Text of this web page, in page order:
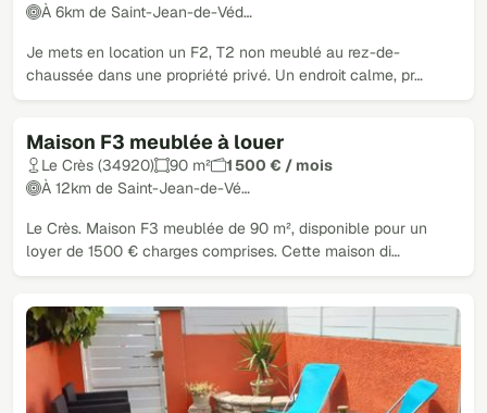
À 6km de Saint-Jean-de-Véd…
Je mets en location un F2, T2 non meublé au rez-de-
chaussée dans une propriété privé. Un endroit calme, pr…
Maison F3 meublée à louer
Le Crès (34920) 90 m²
1 500 € / mois
À 12km de Saint-Jean-de-Vé…
Le Crès. Maison F3 meublée de 90 m², disponible pour un
loyer de 1500 € charges comprises. Cette maison di…